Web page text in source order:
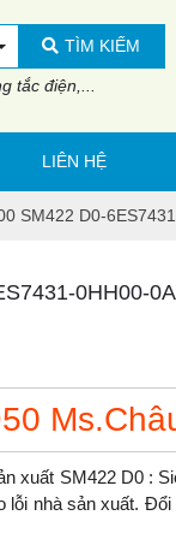
TÌM KIẾM
tắc điện,...
LIÊN HỆ
SM422 D0-
0HH00-
xuất SM422 D0 :
lỗi nhà sản xuất.